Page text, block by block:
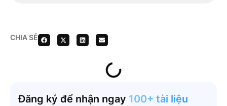
CHIA SẺ
Đăng ký để nhận ngay 100+ tài liệu